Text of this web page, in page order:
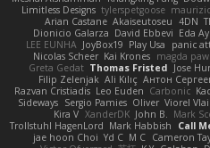
Limitless Designs tylerspetgoose
Arian Castane Akaiseutoseu 4DN
Dionicio Galarza David Ebbevi Eda
LEE EUNHA JoyBox19 Play Usa panic
Nicolas Scheer Kai Krones magda
Greta Gedat Thomas Fristed Jose
Filip Zelenjak Ali Kılıç Антон
Razvan Cristiadis Leo Euden Carbonic
Sideways Sergio Pamies Oliver Viorel
Kira V XanderDK John B. Mark
Trollstuhl HagenLord Mark Habbish Call
jae hoon Choi Yd C M C Cameron